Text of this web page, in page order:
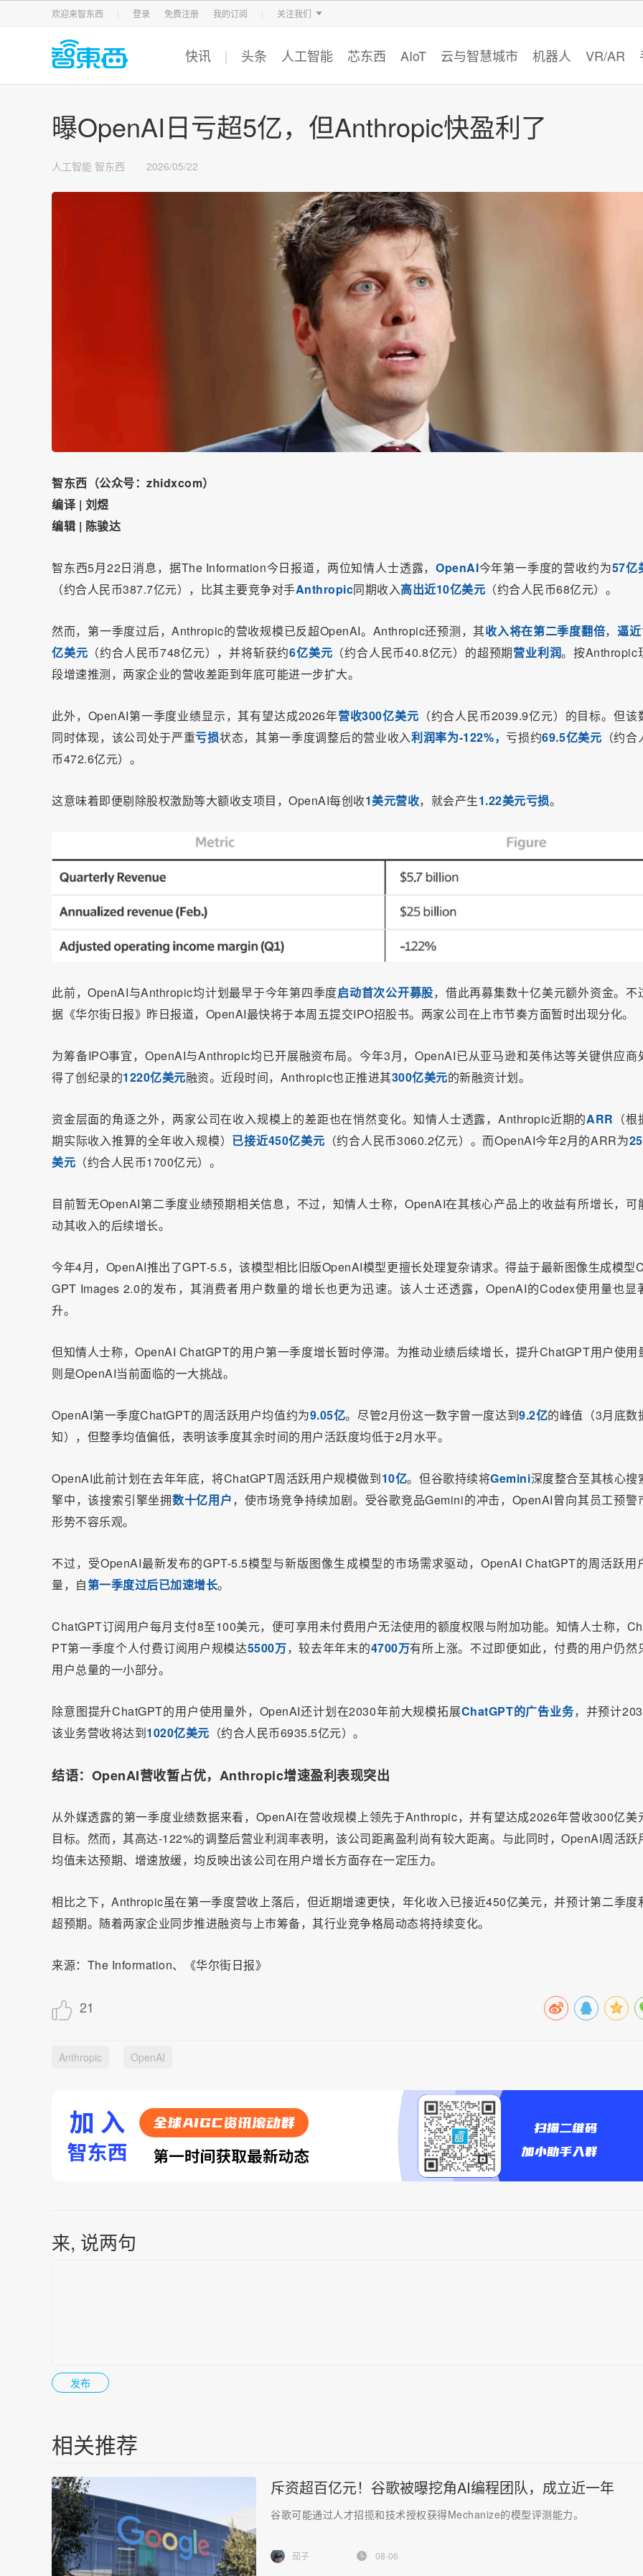
欢迎来智东西 登录 免费注册 我的订阅 关注我们
智东西 车东西 芯东西 智猩猩
快讯 头条 人工智能 芯东西 AIoT 云与智慧城市 机器人 VR/AR
曝OpenAI日亏超5亿，但Anthropic快盈利了
人工智能 智东西 2026/05/22
智东西（公众号：zhidxcom）
编译 | 刘煜
编辑 | 陈骏达
智东西5月22日消息，据The Information今日报道，两位知情人士透露，OpenAI今年第一季度的营收约为57亿
（约合人民币387.7亿元），比其主要竞争对手Anthropic同期收入高出近10亿美元 （约合人民币68亿元）。
然而，第一季度过后，Anthropic的营收规模已反超OpenAI。Anthropic还预测，其收入将在第二季度翻倍，逼
亿美元 （约合人民币748亿元），并将斩获约6亿美元 （约合人民币40.8亿元）的超预期营业利润。按Anthropic
段增速推测，两家企业的营收差距到年底可能进一步扩大。
此外，OpenAI第一季度业绩显示，其有望达成2026年营收300亿美元 （约合人民币2039.9亿元）的目标。但该
同时体现，该公司处于严重亏损状态，其第一季度调整后的营业收入利润率为-122%，亏损约69.5亿美元 （约
币472.6亿元）。
这意味着即便剔除股权激励等大额收支项目，OpenAI每创收1美元营收，就会产生1.22美元亏损。
此前，OpenAI与Anthropic均计划最早于今年第四季度启动首次公开募股，借此再募集数十亿美元额外资金。不
据《华尔街日报》昨日报道，OpenAI最快将于本周五提交IPO招股书。两家公司在上市节奏方面暂时出现分化。
为筹备IPO事宜，OpenAI与Anthropic均已开展融资布局。今年3月，OpenAI已从亚马逊和英伟达等关键供应商
得了创纪录的1220亿美元融资。近段时间，Anthropic也正推进其300亿美元的新融资计划。
资金层面的角逐之外，两家公司在收入规模上的差距也在悄然变化。知情人士透露，Anthropic近期的ARR （
期实际收入推算的全年收入规模） 已接近450亿美元 （约合人民币3060.2亿元）。而OpenAI今年2月的ARR为
美元 （约合人民币1700亿元）。
目前暂无OpenAI第二季度业绩预期相关信息，不过，知情人士称，OpenAI在其核心产品上的收益有所增长，可
动其收入的后续增长。
今年4月，OpenAI推出了GPT-5.5，该模型相比旧版OpenAI模型更擅长处理复杂请求。得益于最新图像生成模型
GPT Images 2.0的发布，其消费者用户数量的增长也更为迅速。该人士还透露，OpenAI的Codex使用量也显
升。
但知情人士称，OpenAI ChatGPT的用户第一季度增长暂时停滞。为推动业绩后续增长，提升ChatGPT用户使用
则是OpenAI当前面临的一大挑战。
OpenAI第一季度ChatGPT的周活跃用户均值约为9.05亿。尽管2月份这一数字曾一度达到9.2亿的峰值（3月底数
知），但整季均值偏低，表明该季度其余时间的用户活跃度均低于2月水平。
OpenAI此前计划在去年年底，将ChatGPT周活跃用户规模做到10亿。但谷歌持续将Gemini深度整合至其核心搜
擎中，该搜索引擎坐拥数十亿用户，使市场竞争持续加剧。受谷歌竞品Gemini的冲击，OpenAI曾向其员工预警
形势不容乐观。
不过，受OpenAI最新发布的GPT-5.5模型与新版图像生成模型的市场需求驱动，OpenAI ChatGPT的周活跃用
量，自第一季度过后已加速增长。
ChatGPT订阅用户每月支付8至100美元，便可享用未付费用户无法使用的额度权限与附加功能。知情人士称，
PT第一季度个人付费订阅用户规模达5500万，较去年年末的4700万有所上涨。不过即便如此，付费的用户仍然
用户总量的一小部分。
除意图提升ChatGPT的用户使用量外，OpenAI还计划在2030年前大规模拓展ChatGPT的广告业务，并预计
该业务营收将达到1020亿美元 （约合人民币6935.5亿元）。
结语：OpenAI营收暂占优，Anthropic增速盈利表现突出
从外媒透露的第一季度业绩数据来看，OpenAI在营收规模上领先于Anthropic，并有望达成2026年营收300亿美
目标。然而，其高达-122%的调整后营业利润率表明，该公司距离盈利尚有较大距离。与此同时，OpenAI周活跃
均值未达预期、增速放缓，均反映出该公司在用户增长方面存在一定压力。
相比之下，Anthropic虽在第一季度营收上落后，但近期增速更快，年化收入已接近450亿美元，并预计第二季度
超预期。随着两家企业同步推进融资与上市筹备，其行业竞争格局动态将持续变化。
来源：The Information、《华尔街日报》
21
Anthropic OpenAI
来, 说两句
相关推荐
斥资超百亿元！谷歌被曝挖角AI编程团队，成立近一年
谷歌可能通过人才招揽和技术授权获得Mechanize的模型评测能力。
茄子 08-06